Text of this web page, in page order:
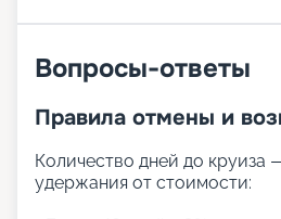
Вопросы-ответы
Правила отмены и
Количество дней до круиза
удержания от стоимости: